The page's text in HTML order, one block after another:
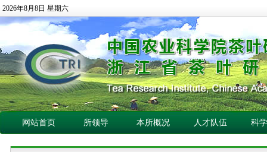
2026年8月8日 星期六
网站首页 所领导 本所概况 人才队伍 科